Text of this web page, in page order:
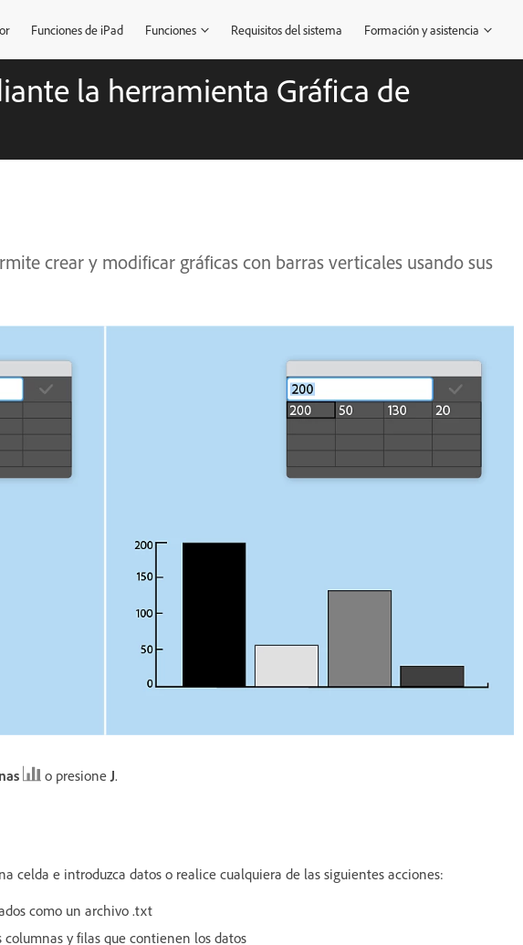
Funciones de iPad Funciones Requisitos del sistema Formación y asistencia
la herramienta Gráfica de
crear y modificar gráficas con barras verticales usando sus
o presione J.
celda e introduzca datos o realice cualquiera de las siguientes acciones:
como un archivo .txt
columnas y filas que contienen los datos